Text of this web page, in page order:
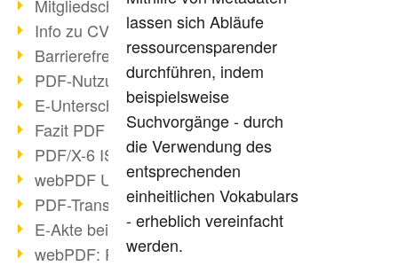
Mitgliedschaft PDF Association
Info zu CVE-2022-22965
Barrierefreiheit mehr als Inklusion
PDF-Nutzung durch Pandemie
E-Unterschriften für Verwaltung
Fazit PDF Days 2021
PDF/X-6 ISO-Norm
webPDF Update 8.0.0.2393
PDF-Transparenz beim PDF-Format
E-Akte bei Behörden
webPDF: PDF-Anhänge verwalten
lassen sich Abläufe
ressourcensparender
durchführen, indem
beispielsweise
Suchvorgänge - durch
die Verwendung des
entsprechenden
einheitlichen Vokabulars
- erheblich vereinfacht
werden.